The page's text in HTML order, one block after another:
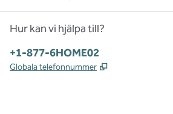
Hur kan vi hjälpa till?
Telefon:
+1-877-6HOME02
Globala telefonnummer ,